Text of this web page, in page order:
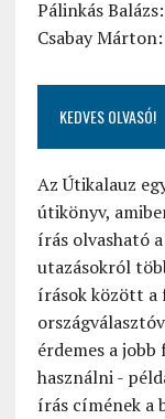
Pálinkás
Csabay
KEDVES OLVASÓ!
Az Útikalauz
útikönyv,
írás olvasható
utazásokról
írások között
érdemes a
használni -
írás címének a